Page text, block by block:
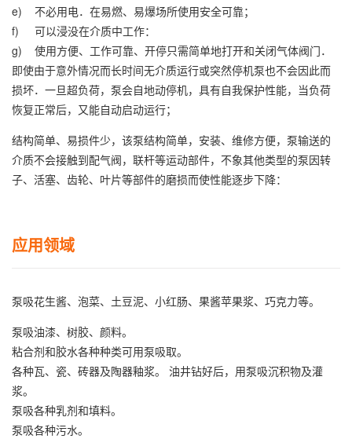
e) 不必用电．在易燃、易爆场所使用安全可靠；
f) 可以浸没在介质中工作：
g) 使用方便、工作可靠、开停只需简单地打开和关闭气体阀门．
即使由于意外情况而长时间无介质运行或突然停机泵也不会因此而
损坏．一旦超负荷，泵会自地动停机，具有自我保护性能，当负荷
恢复正常后，又能自动启动运行；
结构简单、易损件少，该泵结构简单，安装、维修方便，泵输送的
介质不会接触到配气阀，联杆等运动部件，不象其他类型的泵因转
子、活塞、齿轮、叶片等部件的磨损而使性能逐步下降：
应用领域
泵吸花生酱、泡菜、土豆泥、小红肠、果酱苹果浆、巧克力等。
泵吸油漆、树胶、颜料。
粘合剂和胶水各种种类可用泵吸取。
各种瓦、瓷、砖器及陶器釉浆。 油井钻好后，用泵吸沉积物及灌
浆。
泵吸各种乳剂和填料。
泵吸各种污水。